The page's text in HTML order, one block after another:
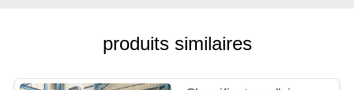
PLAN
produits similaires